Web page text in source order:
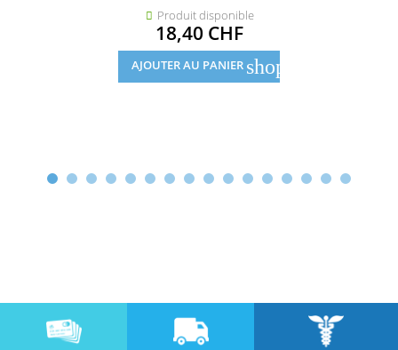
 Produit disponible
Prix
18,40 CHF
AJOUTER AU PANIER shopping_cart